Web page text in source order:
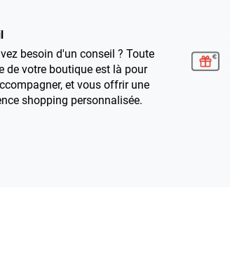
besoin d'un conseil ? Toute
de votre boutique est là pour
et vous offrir une
shopping personnalisée.